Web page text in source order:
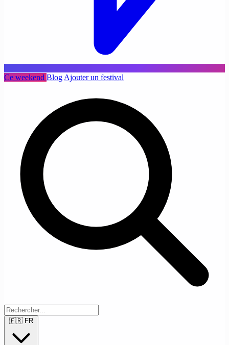
Ce weekend Blog Ajouter un festival
🇫🇷 FR